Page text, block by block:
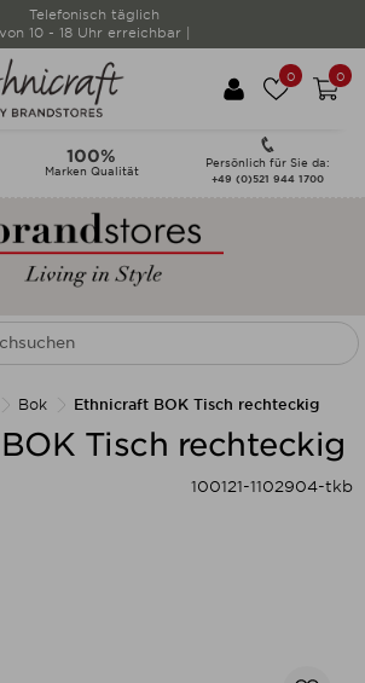
Telefonisch täglich
von 10 - 18 Uhr erreichbar |
0 0
100%
Marken Qualität
Persönlich für Sie da:
+49 (0)521 944 1700
Bok Ethnicraft BOK Tisch rechteckig
Tisch rechteckig
100121-1102904-tkb